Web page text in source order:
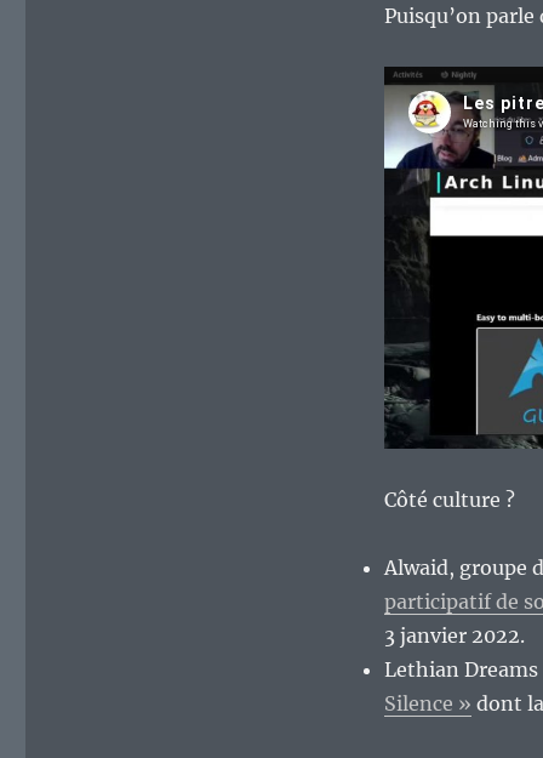
Puisqu’on
Côté culture ?
Alwaid, groupe
participatif de
3 janvier 2022.
Lethian
Silence » dont